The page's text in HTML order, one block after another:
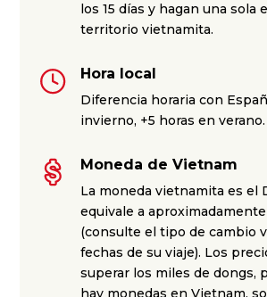
los 15 días y hagan una sola
territorio vietnamita.
Hora local
Diferencia horaria con
invierno, +5 horas en verano.
Moneda de Vietnam
La moneda vietnamita es el
equivale a
(consulte el tipo de cambio
fechas de su viaje). Los
superar los miles de dongs,
hay monedas en Vietnam,